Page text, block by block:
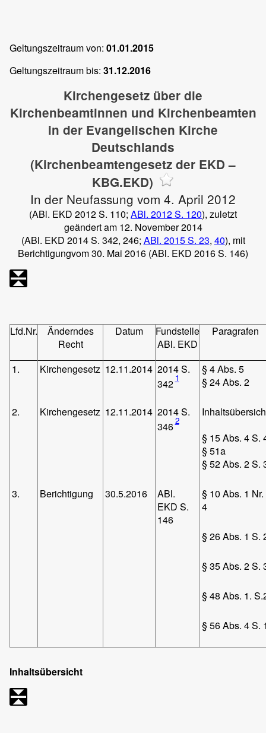
Geltungszeitraum von: 01.01.2015
Geltungszeitraum bis: 31.12.2016
Kirchengesetz über die
Kirchenbeamtinnen und Kirchenbeamten
in der Evangelischen Kirche
Deutschlands
(Kirchenbeamtengesetz der EKD –
KBG.EKD)
In der Neufassung vom 4. April 2012
(ABl. EKD 2012 S. 110; ABl. 2012 S. 120), zuletzt
geändert am 12. November 2014
(ABl. EKD 2014 S. 342, 246; ABl. 2015 S. 23, 40), mit
Berichtigungvom 30. Mai 2016 (ABl. EKD 2016 S. 146)
Lfd.Nr.
Änderndes
Recht
Datum
Fundstelle
ABl. EKD
Paragrafen
1. Kirchengesetz 12.11.2014 2014 S.
342 1
§ 4 Abs. 5
§ 24 Abs. 2
2. Kirchengesetz 12.11.2014 2014 S.
3462
§ 15 Abs. 4 S.
§ 51a
§ 52 Abs. 2 S.
3. Berichtigung 30.5.2016
ABl.
EKD S.
146
§ 10 Abs. 1 Nr.
4
§ 26 Abs. 1 S.
§ 35 Abs. 2 S.
§ 48 Abs. 1.
§ 56 Abs. 4 S.
Inhaltsübersicht